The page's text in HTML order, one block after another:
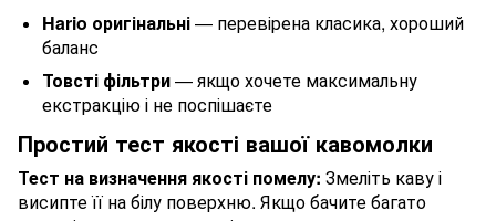
Hario оригінальні— перевірена класика, хороший
баланс
Товсті фільтри— якщо хочете максимальну
екстракцію і не поспішаєте
Простий тест якості вашої кавомолки
Тест на визначення якості помелу: Змеліть каву і
висипте її на білу поверхню. Якщо бачите багато